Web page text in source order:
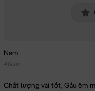
Nam
40cm
Chất lượng vải tốt, Gấu êm